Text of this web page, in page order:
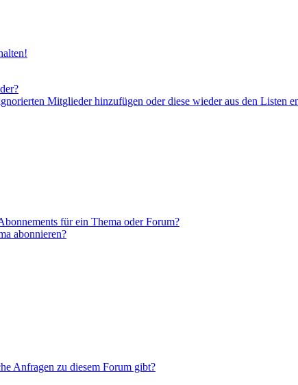
Mitglieder hinzufügen oder diese wieder aus den Listen
für ein Thema oder Forum?
abonnieren?
Anfragen zu diesem Forum gibt?